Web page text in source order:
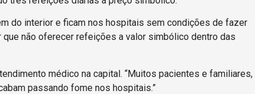
do interior e ficam nos hospitais sem condições de fazer
não oferecer refeições a valor simbólico dentro das
médico na capital. “Muitos pacientes e familiares,
passando fome nos hospitais.”